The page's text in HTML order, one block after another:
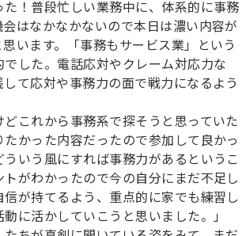
た！普段忙しい業務中に、体系的に事務
はなかなかないので本日は濃い内容が
います。「事務もサービス業」という
した。電話応対やクレーム対応力な
て応対や事務力の面で戦力になるよう
どこれから事務系で探そうと思っていた
かった内容だったので参加して良かっ
いう風にすれば事務力があるというこ
がわかったので今の自分にまだ不足し
が持てるよう、重点的に家でも練習し
に活かしていこうと思いました。」